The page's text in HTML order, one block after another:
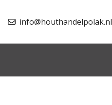
info@houthandelpolak.nl